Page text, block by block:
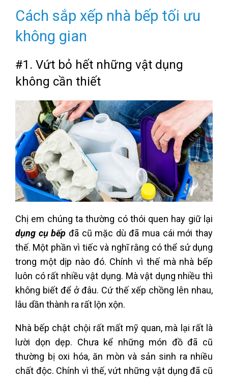
Cách sắp xếp nhà bếp tối ưu
không gian
#1. Vứt bỏ hết những vật dụng
không cần thiết
Chị em chúng ta thường có thói quen hay giữ lại
dụng cụ bếp đã cũ mặc dù đã mua cái mới thay
thế. Một phần vì tiếc và nghĩ rằng có thể sử dụng
trong một dịp nào đó. Chính vì thế mà nhà bếp
luôn có rất nhiều vật dụng. Mà vật dụng nhiều thì
không biết để ở đâu. Cứ thế xếp chồng lên nhau,
lâu dần thành ra rất lộn xộn.
Nhà bếp chật chội rất mất mỹ quan, mà lại rất là
lười dọn dẹp. Chưa kể những món đồ đã cũ
thường bị oxi hóa, ăn mòn và sản sinh ra nhiều
chất độc. Chính vì thế, vứt những vật dụng đã cũ